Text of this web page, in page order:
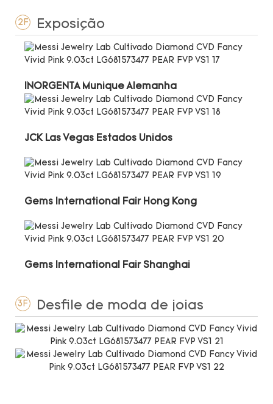
2F Exposição
INORGENTA Munique Alemanha
JCK Las Vegas Estados Unidos
Gems International Fair Hong Kong
Gems International Fair Shanghai
3F Desfile de moda de joias